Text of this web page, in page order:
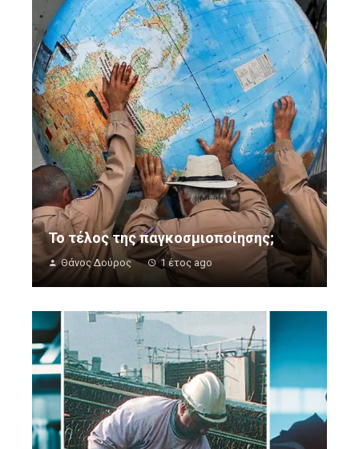
Το τέλος της παγκοσμιοποίησης;
Θάνος Δούρος 1 έτος ago